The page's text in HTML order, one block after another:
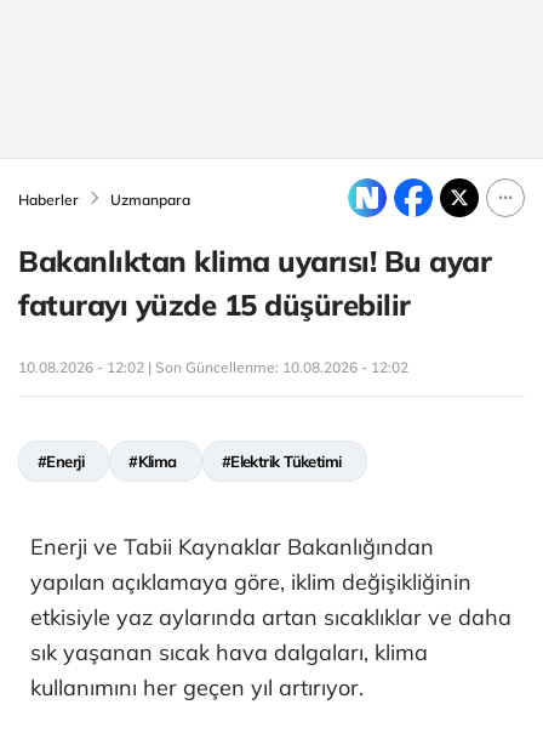
Haberler Uzmanpara
Bakanlıktan klima uyarısı! Bu ayar
faturayı yüzde 15 düşürebilir
10.08.2026 - 12:02 | Son Güncellenme: 10.08.2026 - 12:02
#Enerji #Klima #Elektrik Tüketimi
Enerji ve Tabii Kaynaklar Bakanlığından
yapılan açıklamaya göre, iklim değişikliğinin
etkisiyle yaz aylarında artan sıcaklıklar ve daha
sık yaşanan sıcak hava dalgaları, klima
kullanımını her geçen yıl artırıyor.